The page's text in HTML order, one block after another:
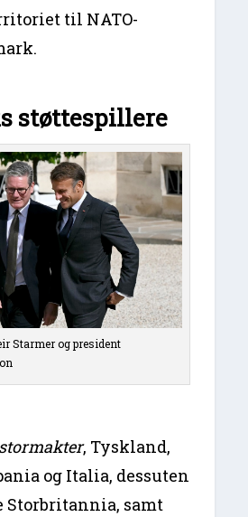
til NATO-
støttespillere
Starmer og president
stormakter, Tyskland,
og Italia, dessuten
Storbritannia, samt